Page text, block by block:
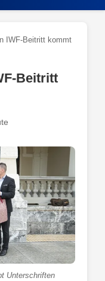
IWF-Beitritt kommt
Beitritt
Unterschriften